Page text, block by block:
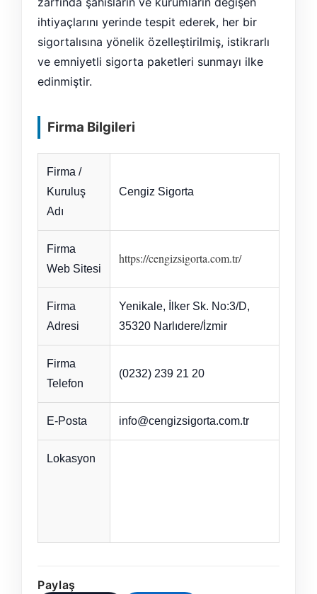
ihtiyaçlarını yerinde tespit ederek, her bir
sigortalısına yönelik özelleştirilmiş, istikrarlı
ve emniyetli sigorta paketleri sunmayı ilke
edinmiştir.
Firma Bilgileri
Firma /
Kuruluş
Adı
Cengiz Sigorta
Firma
Web Sitesi
https://cengizsigorta.com.tr/
Firma
Adresi
Yenikale, İlker Sk. No:3/D,
35320 Narlıdere/İzmir
Firma
Telefon
(0232) 239 21 20
E-Posta info@cengizsigorta.com.tr
Lokasyon
Paylaş